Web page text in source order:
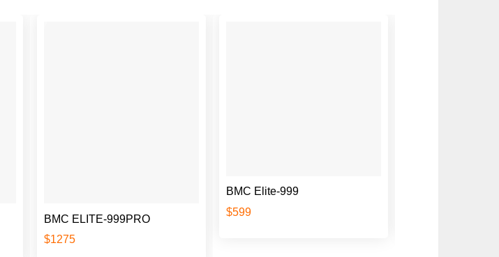
BMC ELITE-999PRO
$1275
BMC Elite-999
$599